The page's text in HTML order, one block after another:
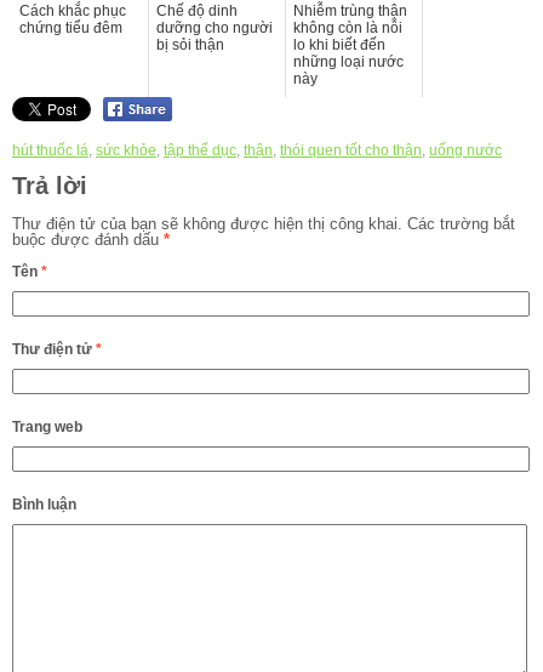
Cách khắc phục
chứng tiểu đêm
Chế độ dinh
dưỡng cho người
bị sỏi thận
Nhiễm trùng thận
không còn là nỗi
lo khi biết đến
những loại nước
này
hút thuốc lá, sức khỏe, tập thể dục, thận, thói quen tốt cho thận, uống nước
Trả lời
Thư điện tử của bạn sẽ không được hiện thị công khai. Các trường bắt
buộc được đánh dấu *
Tên *
Thư điện tử *
Trang web
Bình luận